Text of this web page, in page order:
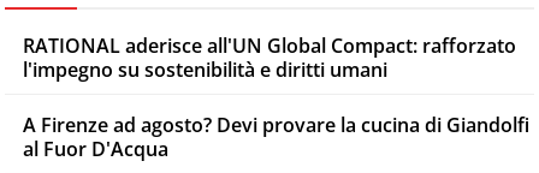
RATIONAL aderisce all'UN Global Compact: rafforzato
l'impegno su sostenibilità e diritti umani
A Firenze ad agosto? Devi provare la cucina di Giandolfi
al Fuor D'Acqua